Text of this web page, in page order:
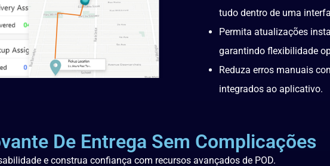
tudo dentro de uma
Permita atualizações
garantindo flexibilidade
Reduza erros manuais
integrados ao aplicativo.
De Entrega Sem Complicações
e construa confiança com recursos avançados de POD.